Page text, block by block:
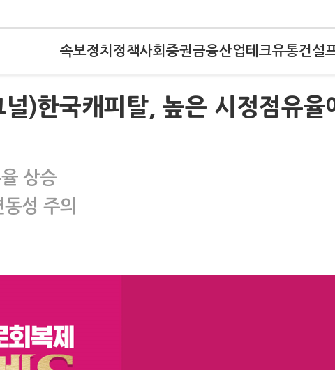
속보정치 정책사회 증권금융산업테크유통건설
널)한국캐피탈, 높은 시정점유율
상승
성 주의